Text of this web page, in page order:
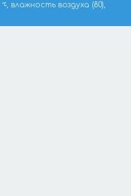
, влажность воздуха (80),